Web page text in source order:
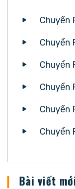
Chuyển
Chuyển
Chuyển
Chuyển
Chuyển
Chuyển
Bài viết